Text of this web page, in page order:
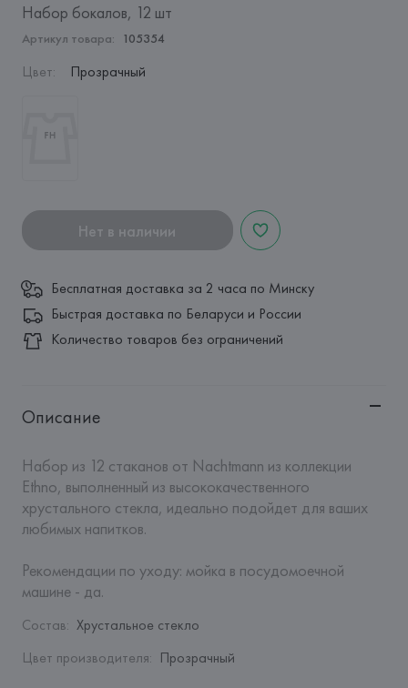
Набор бокалов, 12 шт
Артикул товара: 105354
Цвет: Прозрачный
Нет в наличии
Бесплатная доставка за 2 часа по Минску
Быстрая доставка по Беларуси и России
Количество товаров без ограничений
Описание
Набор из 12 стаканов от Nachtmann из коллекции
Ethno, выполненный из высококачественного
хрустального стекла, идеально подойдет для ваших
любимых напитков.
Рекомендации по уходу: мойка в посудомоечной
машине - да.
Состав: Хрустальное стекло
Цвет производителя: Прозрачный